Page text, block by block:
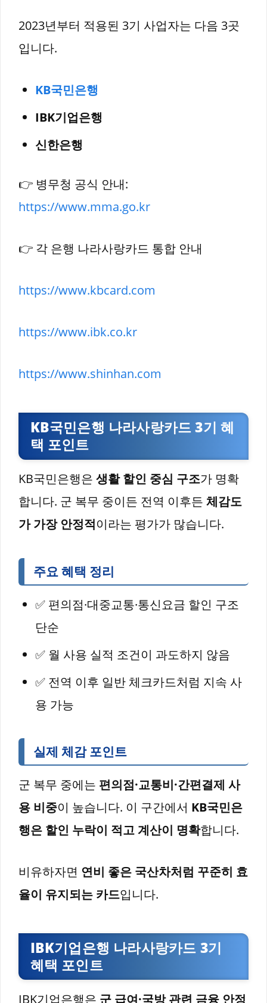
2023년부터 적용된 3기 사업자는 다음 3곳
입니다.
KB국민은행
IBK기업은행
신한은행
👉 병무청 공식 안내:
https://www.mma.go.kr
👉 각 은행 나라사랑카드 통합 안내
https://www.kbcard.com
https://www.ibk.co.kr
https://www.shinhan.com
KB국민은행 나라사랑카드 3기 혜
택 포인트
KB국민은행은 생활 할인 중심 구조가 명확
합니다. 군 복무 중이든 전역 이후든 체감도
가 가장 안정적이라는 평가가 많습니다.
주요 혜택 정리
✅ 편의점·대중교통·통신요금 할인 구조
단순
✅ 월 사용 실적 조건이 과도하지 않음
✅ 전역 이후 일반 체크카드처럼 지속 사
용 가능
실제 체감 포인트
군 복무 중에는 편의점·교통비·간편결제 사
용 비중이 높습니다. 이 구간에서 KB국민은
행은 할인 누락이 적고 계산이 명확합니다.
비유하자면 연비 좋은 국산차처럼 꾸준히 효
율이 유지되는 카드입니다.
IBK기업은행 나라사랑카드 3기
혜택 포인트
IBK기업은행은 군 급여·국방 관련 금융 안정